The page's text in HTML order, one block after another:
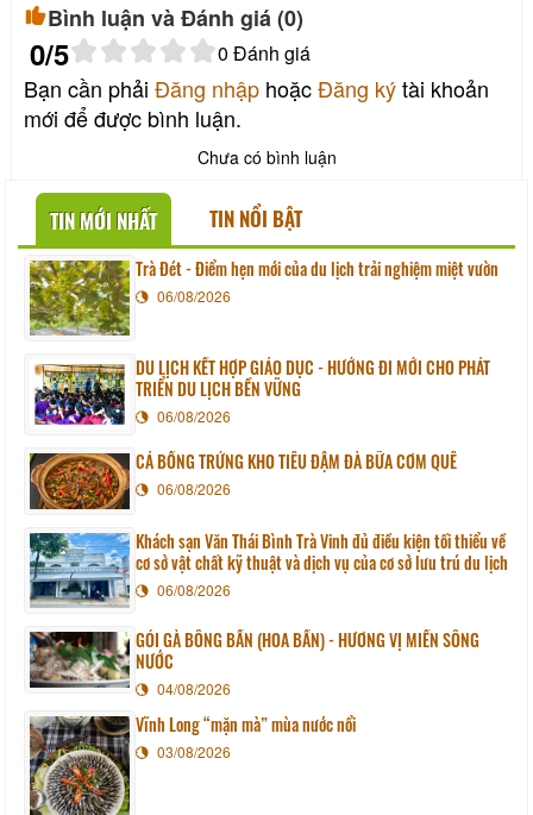
Bình luận và Đánh giá (0)
0/5 0 Đánh giá
Bạn cần phải Đăng nhập hoặcĐăng kýtài khoản
mới để được bình luận.
Chưa có bình luận
TIN MỚI NHẤT TIN NỔI BẬT
Trà Đét - Điểm hẹn mới của du lịch trải nghiệm miệt vườn
06/08/2026
DU LỊCH KẾT HỢP GIÁO DỤC - HƯỚNG ĐI MỚI CHO PHÁT
TRIỂN DU LỊCH BỀN VỮNG
06/08/2026
CÁ BỐNG TRỨNG KHO TIÊU ĐẬM ĐÀ BỮA CƠM QUÊ
06/08/2026
Khách sạn Văn Thái Bình Trà Vinh đủ điều kiện tối thiểu về
cơ sở vật chất kỹ thuật và dịch vụ của cơ sở lưu trú du lịch
06/08/2026
GỎI GÀ BÔNG BẦN (HOA BẦN) - HƯƠNG VỊ MIỀN SÔNG
NƯỚC
04/08/2026
Vĩnh Long “mặn mà” mùa nước nổi
03/08/2026